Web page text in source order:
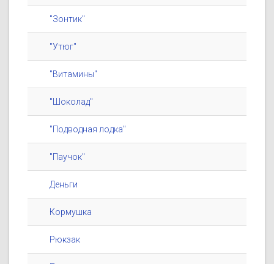
"Зонтик"
"Утюг"
"Витамины"
"Шоколад"
"Подводная лодка"
"Паучок"
Деньги
Кормушка
Рюкзак